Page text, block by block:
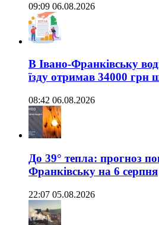
09:09 06.08.2026
В Івано-Франківську
їзду отримав 34000 грн
08:42 06.08.2026
До 39° тепла: прогноз
Франківську на 6 серпня
22:07 05.08.2026